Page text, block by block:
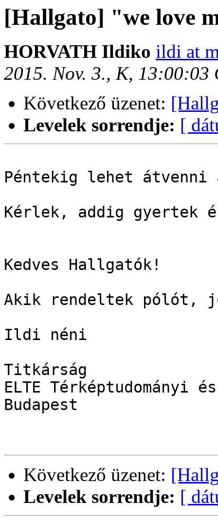
[Hallgato] "we love
HORVATH Ildiko ildi at
2015. Nov. 3., K, 13:00:03
Következő üzenet:
Levelek sorrendje: [
Péntekig lehet átvenni
Kérlek, addig gyertek
Kedves Hallgatók!
Akik rendeltek pólót,
Ildi néni
Titkárság
ELTE Térképtudományi
Budapest
Következő üzenet:
Levelek sorrendje: [